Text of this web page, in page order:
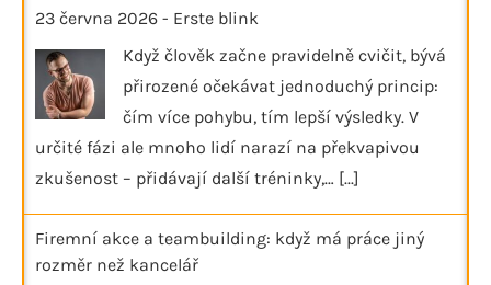
23 června 2026 - Erste blink
Když člověk začne pravidelně cvičit, bývá
přirozené očekávat jednoduchý princip:
čím více pohybu, tím lepší výsledky. V
určité fázi ale mnoho lidí narazí na překvapivou
zkušenost – přidávají další tréninky,… [...]
Firemní akce a teambuilding: když má práce jiný
rozměr než kancelář